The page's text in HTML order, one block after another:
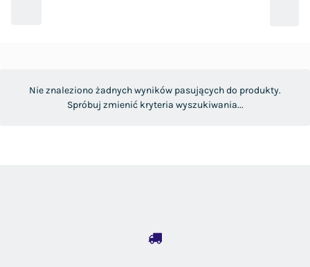
Nie znaleziono żadnych wyników pasujących do produkty.
Spróbuj zmienić kryteria wyszukiwania...